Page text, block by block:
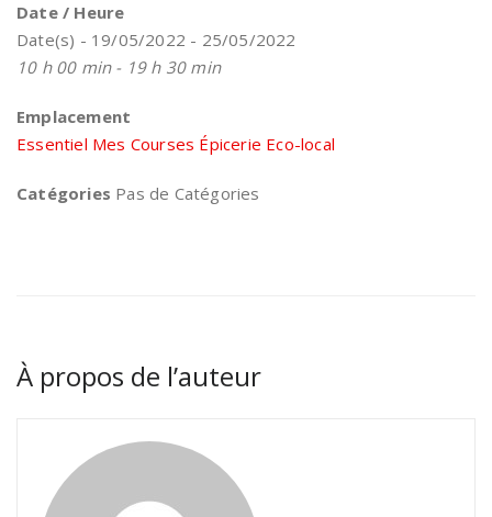
Date / Heure
Date(s) - 19/05/2022 - 25/05/2022
10 h 00 min - 19 h 30 min
Emplacement
Essentiel Mes Courses Épicerie Eco-local
Catégories Pas de Catégories
À propos de l’auteur